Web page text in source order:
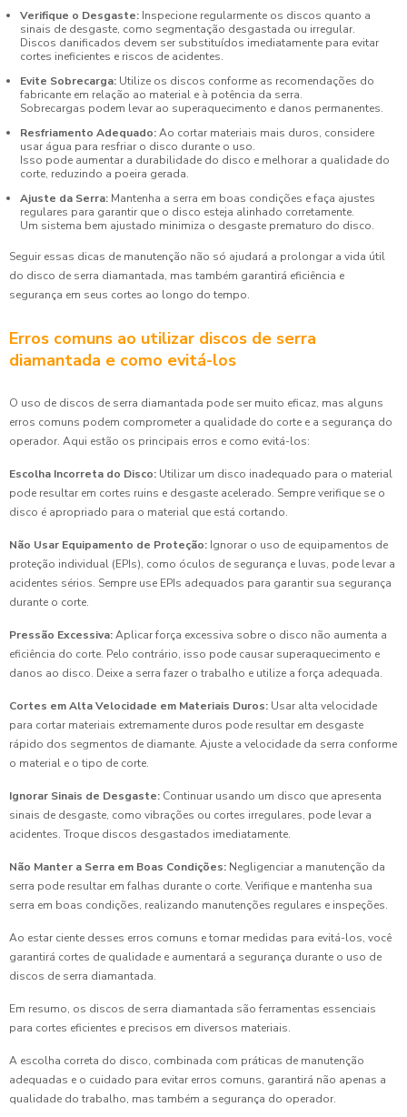
Verifique o Desgaste: Inspecione regularmente os discos quanto a
sinais de desgaste, como segmentação desgastada ou irregular.
Discos danificados devem ser substituídos imediatamente para evitar
cortes ineficientes e riscos de acidentes.
Evite Sobrecarga: Utilize os discos conforme as recomendações do
fabricante em relação ao material e à potência da serra.
Sobrecargas podem levar ao superaquecimento e danos permanentes.
Resfriamento Adequado:Ao cortar materiais mais duros, considere
usar água para resfriar o disco durante o uso.
Isso pode aumentar a durabilidade do disco e melhorar a qualidade do
corte, reduzindo a poeira gerada.
Ajuste da Serra: Mantenha a serra em boas condições e faça ajustes
regulares para garantir que o disco esteja alinhado corretamente.
Um sistema bem ajustado minimiza o desgaste prematuro do disco.
Seguir essas dicas de manutenção não só ajudará a prolongar a vida útil
do disco de serra diamantada, mas também garantirá eficiência e
segurança em seus cortes ao longo do tempo.
Erros comuns ao utilizar discos de serra
diamantada e como evitá-los
O uso de discos de serra diamantada pode ser muito eficaz, mas alguns
erros comuns podem comprometer a qualidade do corte e a segurança do
operador. Aqui estão os principais erros e como evitá-los:
Escolha Incorreta do Disco: Utilizar um disco inadequado para o material
pode resultar em cortes ruins e desgaste acelerado. Sempre verifique se o
disco é apropriado para o material que está cortando.
Não Usar Equipamento de Proteção: Ignorar o uso de equipamentos de
proteção individual (EPIs), como óculos de segurança e luvas, pode levar a
acidentes sérios. Sempre use EPIs adequados para garantir sua segurança
durante o corte.
Pressão Excessiva:Aplicar força excessiva sobre o disco não aumenta a
eficiência do corte. Pelo contrário, isso pode causar superaquecimento e
danos ao disco. Deixe a serra fazer o trabalho e utilize a força adequada.
Cortes em Alta Velocidade em Materiais Duros: Usar alta velocidade
para cortar materiais extremamente duros pode resultar em desgaste
rápido dos segmentos de diamante. Ajuste a velocidade da serra conforme
o material e o tipo de corte.
Ignorar Sinais de Desgaste: Continuar usando um disco que apresenta
sinais de desgaste, como vibrações ou cortes irregulares, pode levar a
acidentes. Troque discos desgastados imediatamente.
Não Manter a Serra em Boas Condições: Negligenciar a manutenção da
serra pode resultar em falhas durante o corte. Verifique e mantenha sua
serra em boas condições, realizando manutenções regulares e inspeções.
Ao estar ciente desses erros comuns e tomar medidas para evitá-los, você
garantirá cortes de qualidade e aumentará a segurança durante o uso de
discos de serra diamantada.
Em resumo, os discos de serra diamantada são ferramentas essenciais
para cortes eficientes e precisos em diversos materiais.
A escolha correta do disco, combinada com práticas de manutenção
adequadas e o cuidado para evitar erros comuns, garantirá não apenas a
qualidade do trabalho, mas também a segurança do operador.